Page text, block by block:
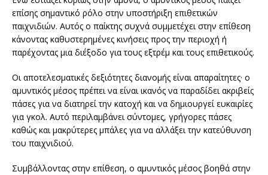
επίσης σημαντικό ρόλο στην υποστήριξη επιθετικών
παιχνιδιών. Αυτός ο παίκτης συχνά συμμετέχει στην επίθεση
κάνοντας καθυστερημένες κινήσεις προς την περιοχή ή
παρέχοντας μια διέξοδο για τους εξτρέμ και τους επιθετικούς.
Οι αποτελεσματικές δεξιότητες διανομής είναι απαραίτητες· ο
αμυντικός μέσος πρέπει να είναι ικανός να παραδίδει ακριβείς
πάσες για να διατηρεί την κατοχή και να δημιουργεί ευκαιρίες
για γκολ. Αυτό περιλαμβάνει σύντομες, γρήγορες πάσες
καθώς και μακρύτερες μπάλες για να αλλάξει την κατεύθυνση
του παιχνιδιού.
Συμβάλλοντας στην επίθεση, ο αμυντικός μέσος βοηθά στην